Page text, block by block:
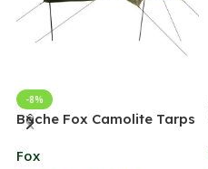
-8%
Bâche Fox Camolite Tarps
Fox